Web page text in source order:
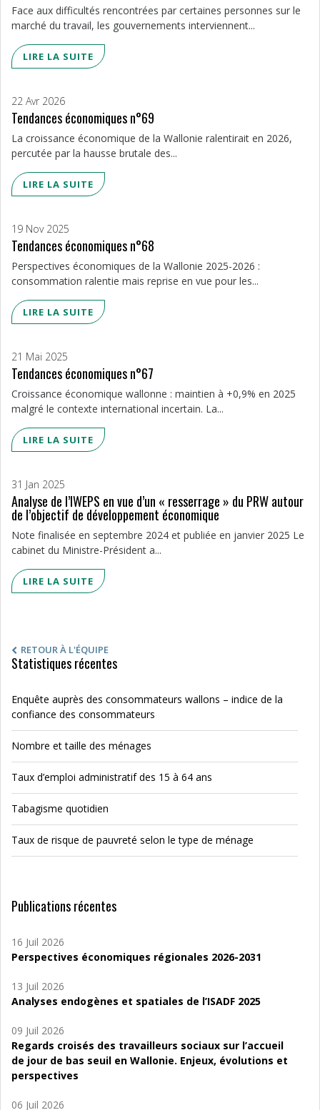
Face aux difficultés rencontrées par certaines personnes sur le
marché du travail, les gouvernements interviennent...
LIRE LA SUITE
22 Avr 2026
Tendances économiques n°69
La croissance économique de la Wallonie ralentirait en 2026,
percutée par la hausse brutale des...
LIRE LA SUITE
19 Nov 2025
Tendances économiques n°68
Perspectives économiques de la Wallonie 2025-2026 :
consommation ralentie mais reprise en vue pour les...
LIRE LA SUITE
21 Mai 2025
Tendances économiques n°67
Croissance économique wallonne : maintien à +0,9% en 2025
malgré le contexte international incertain. La...
LIRE LA SUITE
31 Jan 2025
Analyse de l’IWEPS en vue d’un « resserrage » du PRW autour
de l’objectif de développement économique
Note finalisée en septembre 2024 et publiée en janvier 2025 Le
cabinet du Ministre-Président a...
LIRE LA SUITE
RETOUR À L'ÉQUIPE
Statistiques récentes
Enquête auprès des consommateurs wallons – indice de la
confiance des consommateurs
Nombre et taille des ménages
Taux d’emploi administratif des 15 à 64 ans
Tabagisme quotidien
Taux de risque de pauvreté selon le type de ménage
Publications récentes
16 Juil 2026
Perspectives économiques régionales 2026-2031
13 Juil 2026
Analyses endogènes et spatiales de l’ISADF 2025
09 Juil 2026
Regards croisés des travailleurs sociaux sur l’accueil
de jour de bas seuil en Wallonie. Enjeux, évolutions et
perspectives
06 Juil 2026